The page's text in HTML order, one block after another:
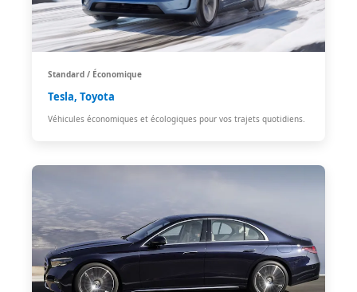
Standard / Économique
Tesla, Toyota
Véhicules économiques et écologiques pour vos trajets quotidiens.